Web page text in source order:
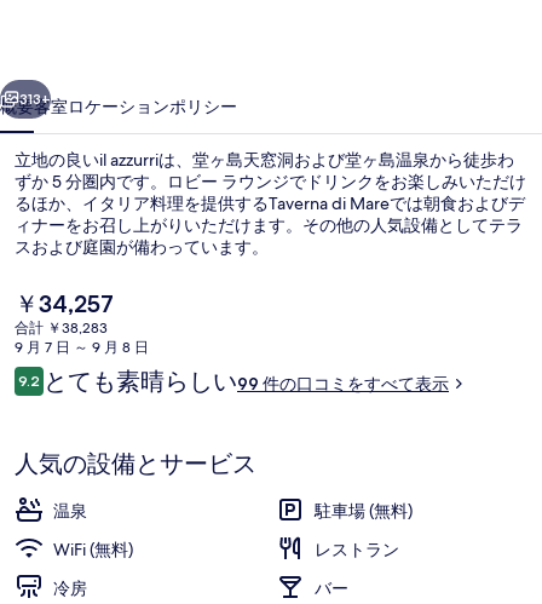
ラ
リ
ー
次へ
313+
概要客室ロケーションポリシー
立地の良いil azzurriは、堂ヶ島天窓洞および堂ヶ島温泉から徒歩わ
ずか 5 分圏内です。ロビー ラウンジでドリンクをお楽しみいただけ
るほか、イタリア料理を提供するTaverna di Mareでは朝食およびデ
ィナーをお召し上がりいただけます。その他の人気設備としてテラ
スおよび庭園が備わっています。
現
在
の
料
金
で
す
￥34,257
合計 ￥38,283
9 月 7 日 ～ 9 月 8 日
口
コ
9.210段階中9.2
とても素晴らしい99 件の口コミをすべて表示
人気の設備とサービス
温泉
駐車場 (無料)
WiFi (無料)
レストラン
冷房
バー